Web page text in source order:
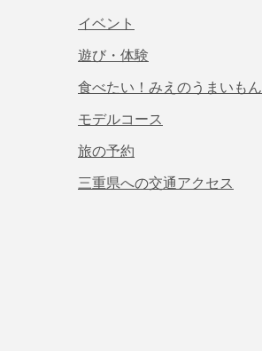
イベント
遊び・体験
食べたい！みえのうまいもん
モデルコース
旅の予約
三重県への交通アクセス